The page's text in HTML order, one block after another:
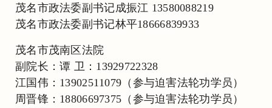
茂名市政法委副书记成振江 13580088219
茂名市政法委副书记林平18666839933
茂名市茂南区法院
副院长：谭 卫：13929722328
江国伟：13902511079（参与迫害法轮功学员）
周晋锋：18806697375（参与迫害法轮功学员）